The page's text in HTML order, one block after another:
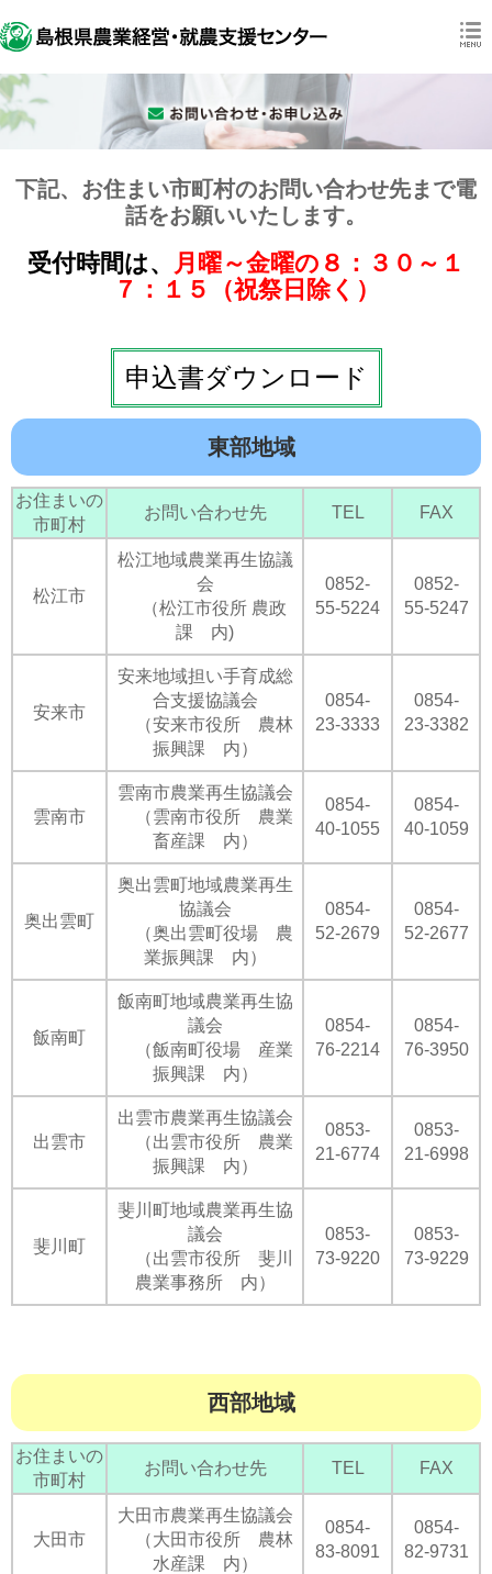
下記、お住まい市町村のお問い合わせ先まで電
話をお願いいたします。
受付時間は、
月曜～金曜の８：３０～１
７：１５（祝祭日除く）
申込書ダウンロード
東部地域
お住まいの
市町村
お問い合わせ先 TEL FAX
松江市
松江地域農業再生協議
会
（松江市役所 農政
課 内)
0852-
55-5224
0852-
55-5247
安来市
安来地域担い手育成総
合支援協議会
（安来市役所 農林
振興課 内）
0854-
23-3333
0854-
23-3382
雲南市
雲南市農業再生協議会
（雲南市役所 農業
畜産課 内）
0854-
40-1055
0854-
40-1059
奥出雲町
奥出雲町地域農業再生
協議会
（奥出雲町役場 農
業振興課 内）
0854-
52-2679
0854-
52-2677
飯南町
飯南町地域農業再生協
議会
（飯南町役場 産業
振興課 内）
0854-
76-2214
0854-
76-3950
出雲市
出雲市農業再生協議会
（出雲市役所 農業
振興課 内）
0853-
21-6774
0853-
21-6998
斐川町
斐川町地域農業再生協
議会
（出雲市役所 斐川
農業事務所 内）
0853-
73-9220
0853-
73-9229
西部地域
お住まいの
市町村
お問い合わせ先 TEL FAX
大田市
大田市農業再生協議会
（大田市役所 農林
水産課 内）
0854-
83-8091
0854-
82-9731